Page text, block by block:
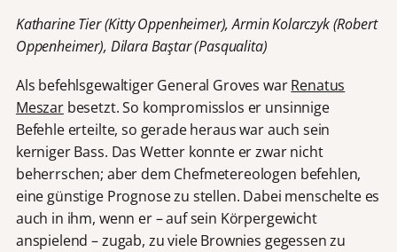
Katharine Tier (Kitty Oppenheimer), Armin Kolarczyk (Robert
Oppenheimer), Dilara Baştar (Pasqualita)
Als befehlsgewaltiger General Groves warRenatus
Meszarbesetzt. So kompromisslos er unsinnige
Befehle erteilte, so gerade heraus war auch sein
kerniger Bass. Das Wetter konnte er zwar nicht
beherrschen; aber dem Chefmetereologen befehlen,
eine günstige Prognose zu stellen. Dabei menschelte es
auch in ihm, wenn er – auf sein Körpergewicht
anspielend – zugab, zu viele Brownies gegessen zu